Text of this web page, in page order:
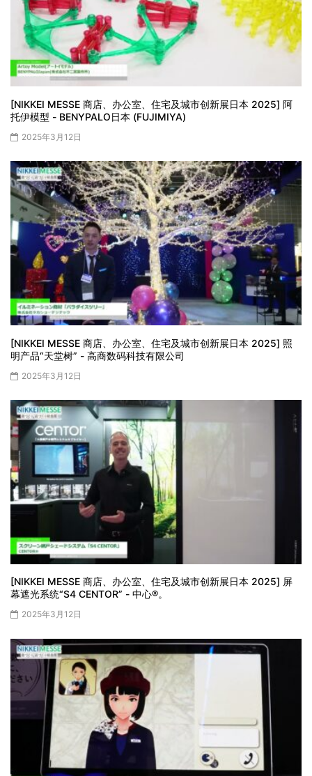
[NIKKEI MESSE 商店、办公室、住宅及城市创新展日本 2025] 阿
托伊模型 - BENYPALO日本 (FUJIMIYA)
2025年3月12日
[NIKKEI MESSE 商店、办公室、住宅及城市创新展日本 2025] 照
明产品“天堂树” - 高商数码科技有限公司
2025年3月12日
[NIKKEI MESSE 商店、办公室、住宅及城市创新展日本 2025] 屏
幕遮光系统“S4 CENTOR” - 中心®。
2025年3月12日